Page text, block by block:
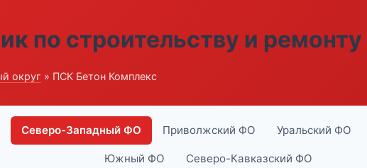
по строительству и ремонту
округ » ПСК Бетон Комплекс
Северо-Западный ФО Приволжский ФО Уральский ФО
Южный ФО Северо-Кавказский ФО